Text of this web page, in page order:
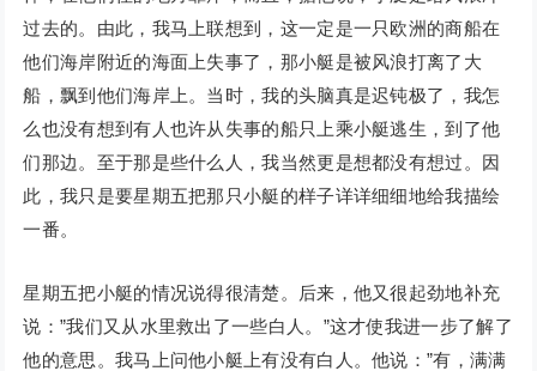
过去的。由此，我马上联想到，这一定是一只欧洲的商船在
他们海岸附近的海面上失事了，那小艇是被风浪打离了大
船，飘到他们海岸上。当时，我的头脑真是迟钝极了，我怎
么也没有想到有人也许从失事的船只上乘小艇逃生，到了他
们那边。至于那是些什么人，我当然更是想都没有想过。因
此，我只是要星期五把那只小艇的样子详详细细地给我描绘
一番。
星期五把小艇的情况说得很清楚。后来，他又很起劲地补充
说：”我们又从水里救出了一些白人。”这才使我进一步了解了
他的意思。我马上问他小艇上有没有白人。他说：”有，满满